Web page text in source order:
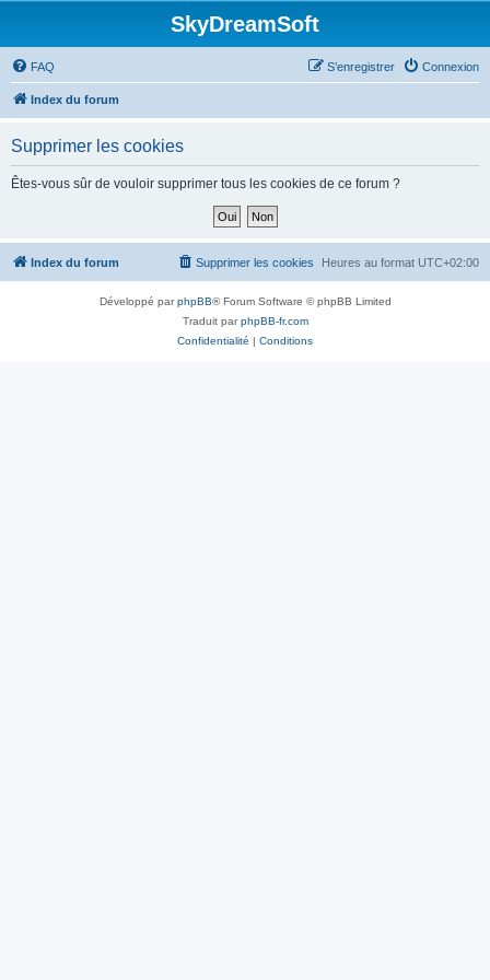
SkyDreamSoft
FAQ Connexion
S’enregistrer
Index du forum
Supprimer les cookies
Êtes-vous sûr de vouloir supprimer tous les cookies de ce forum ?
Index du forum Heures au format UTC+02:00
Supprimer les cookies
Développé parphpBB® Forum Software © phpBB Limited
Traduit parphpBB-fr.com
Confidentialité | Conditions